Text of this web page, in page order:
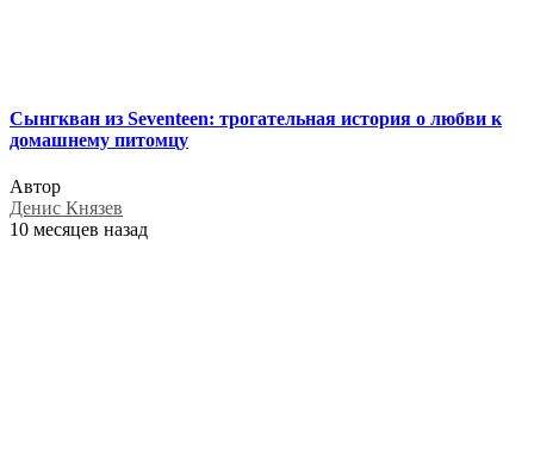
Сынгкван из Seventeen: трогательная история о любви к
домашнему питомцу
Автор
Денис Князев
10 месяцев назад